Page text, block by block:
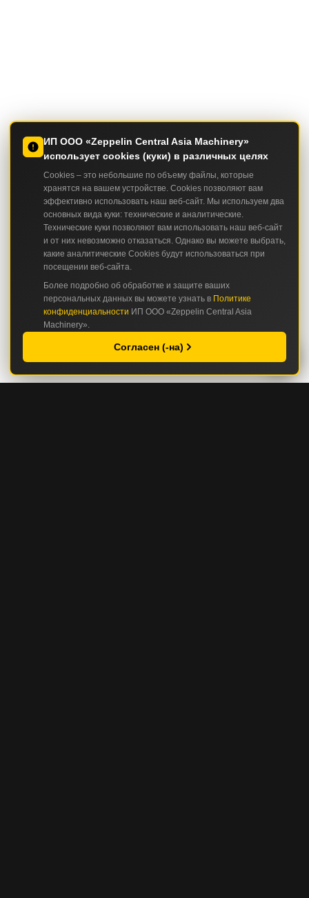
ИП ООО «Zeppelin Central Asia Machinery»
использует cookies (куки) в различных целях
Cookies – это небольшие по объему файлы, которые
хранятся на вашем устройстве. Cookies позволяют вам
эффективно использовать наш веб-сайт. Мы используем два
основных вида куки: технические и аналитические.
Технические куки позволяют вам использовать наш веб-сайт
и от них невозможно отказаться. Однако вы можете выбрать,
какие аналитические Cookies будут использоваться при
посещении веб-сайта.
Более подробно об обработке и защите ваших
персональных данных вы можете узнать в Политике
конфиденциальности ИП ООО «Zeppelin Central Asia
Machinery».
Согласен (-на)